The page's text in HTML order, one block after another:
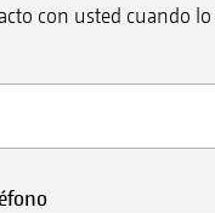
con usted cuando lo